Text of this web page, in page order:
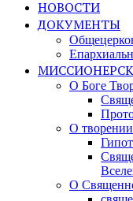
НОВОСТИ
ДОКУМЕНТЫ
О Боге
О
О